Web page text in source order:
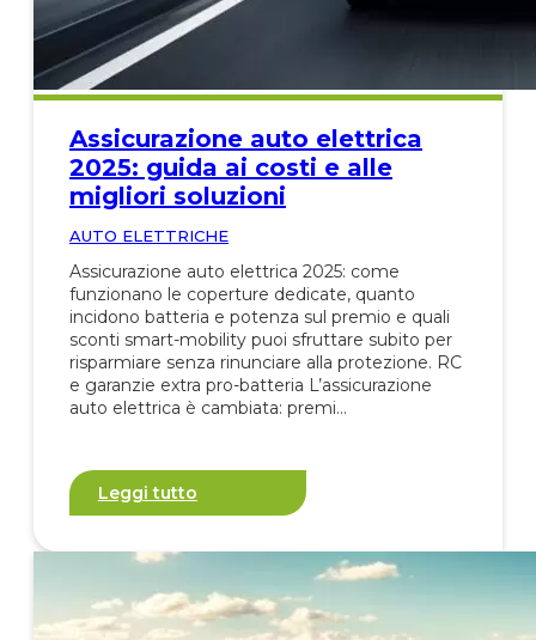
Assicurazione auto elettrica
2025: guida ai costi e alle
migliori soluzioni
AUTO ELETTRICHE
Assicurazione auto elettrica 2025: come
funzionano le coperture dedicate, quanto
incidono batteria e potenza sul premio e quali
sconti smart-mobility puoi sfruttare subito per
risparmiare senza rinunciare alla protezione. RC
e garanzie extra pro-batteria L’assicurazione
auto elettrica è cambiata: premi…
Leggi tutto